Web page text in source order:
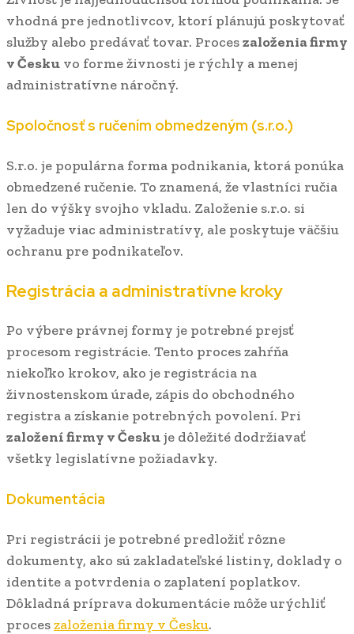
vhodná pre jednotlivcov, ktorí plánujú poskytovať
služby alebo predávať tovar. Proceszaloženia firmy
v Česku vo forme živnosti je rýchly a menej
administratívne náročný.
Spoločnosť s ručením obmedzeným (s.r.o.)
S.r.o. je populárna forma podnikania, ktorá ponúka
obmedzené ručenie. To znamená, že vlastníci ručia
len do výšky svojho vkladu. Založenie s.r.o. si
vyžaduje viac administratívy, ale poskytuje väčšiu
ochranu pre podnikateľov.
Registrácia a administratívne kroky
Po výbere právnej formy je potrebné prejsť
procesom registrácie. Tento proces zahŕňa
niekoľko krokov, ako je registrácia na
živnostenskom úrade, zápis do obchodného
registra a získanie potrebných povolení. Pri
založení firmy v Českuje dôležité dodržiavať
všetky legislatívne požiadavky.
Dokumentácia
Pri registrácii je potrebné predložiť rôzne
dokumenty, ako sú zakladateľské listiny, doklady o
identite a potvrdenia o zaplatení poplatkov.
Dôkladná príprava dokumentácie môže urýchliť
proceszaloženia firmy v Česku.